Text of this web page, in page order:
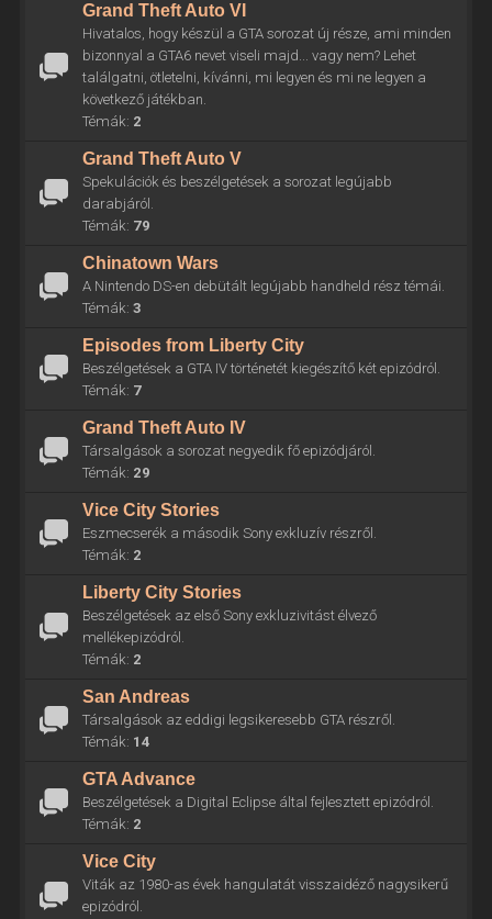
Grand Theft Auto VI
Hivatalos, hogy készül a GTA sorozat új része, ami minden
bizonnyal a GTA6 nevet viseli majd... vagy nem? Lehet
találgatni, ötletelni, kívánni, mi legyen és mi ne legyen a
következő játékban.
Témák: 2
Grand Theft Auto V
Spekulációk és beszélgetések a sorozat legújabb
darabjáról.
Témák: 79
Chinatown Wars
A Nintendo DS-en debütált legújabb handheld rész témái.
Témák: 3
Episodes from Liberty City
Beszélgetések a GTA IV történetét kiegészítő két epizódról.
Témák: 7
Grand Theft Auto IV
Társalgások a sorozat negyedik fő epizódjáról.
Témák: 29
Vice City Stories
Eszmecserék a második Sony exkluzív részről.
Témák: 2
Liberty City Stories
Beszélgetések az első Sony exkluzivitást élvező
mellékepizódról.
Témák: 2
San Andreas
Társalgások az eddigi legsikeresebb GTA részről.
Témák: 14
GTA Advance
Beszélgetések a Digital Eclipse által fejlesztett epizódról.
Témák: 2
Vice City
Viták az 1980-as évek hangulatát visszaidéző nagysikerű
epizódról.